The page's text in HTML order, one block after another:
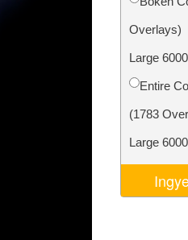
Overlays)
Large
Entire
(1783
Large